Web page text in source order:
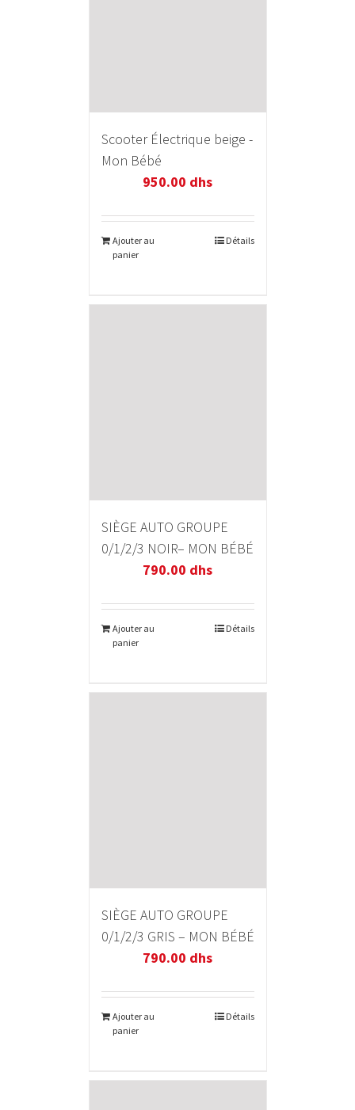
Scooter Électrique beige -
Mon Bébé
950.00 dhs
Ajouter au
panier
Détails
SIÈGE AUTO GROUPE
0/1/2/3 NOIR– MON BÉBÉ
790.00 dhs
Ajouter au
panier
Détails
SIÈGE AUTO GROUPE
0/1/2/3 GRIS – MON BÉBÉ
790.00 dhs
Ajouter au
panier
Détails